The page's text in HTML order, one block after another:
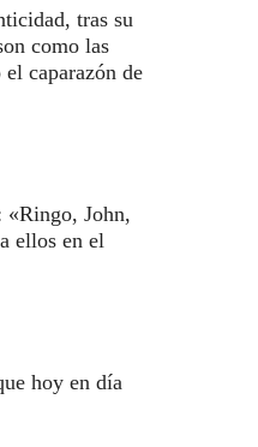
tras su
como las
caparazón de
«Ringo, John,
ellos en el
hoy en día